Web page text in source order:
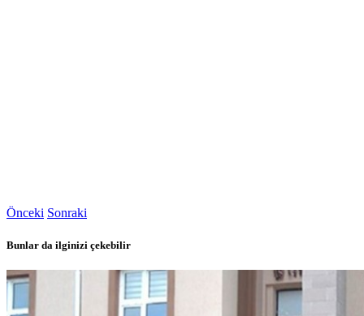
Önceki Sonraki
Bunlar da ilginizi çekebilir